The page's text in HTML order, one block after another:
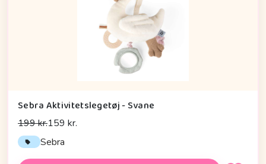
Sebra Aktivitetslegetøj - Svane
199 kr.159 kr.
Sebra